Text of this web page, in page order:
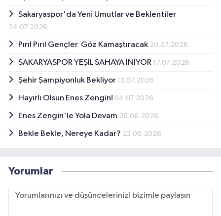
Sakaryaspor'da Yeni Umutlar ve Beklentiler
24.07.2026
Pırıl Pırıl Gençler Göz Kamaştıracak 20.07.2026
SAKARYASPOR YEŞİL SAHAYA İNİYOR 17.07.2026
Şehir Şampiyonluk Bekliyor 13.07.2026
Hayırlı Olsun Enes Zengin! 04.07.2026
Enes Zengin'le Yola Devam 26.06.2026
Bekle Bekle, Nereye Kadar? 23.06.2026
Yorumlar